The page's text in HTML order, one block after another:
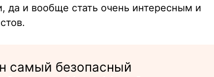
да и вообще стать очень интересным и
самый безопасный